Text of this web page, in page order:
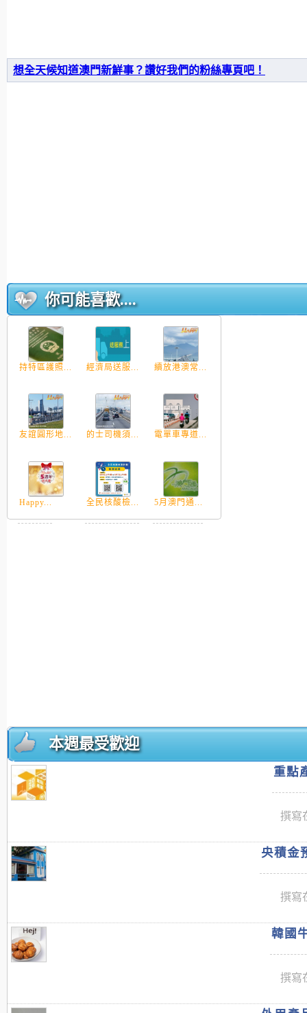
想全天候知道澳門新鮮事？讚好我們的粉絲專頁吧！
你可能喜歡....
持特區護照... 經濟局送服... 續放港澳常...
友誼圓形地... 的士司機須... 電單車專道...
Happy... 全民核酸檢... 5月澳門通...
本週最受歡迎
重點
撰寫
央積金
撰寫
韓國
撰寫